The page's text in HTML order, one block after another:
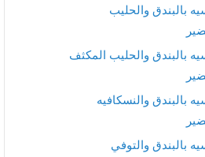
بالبندق والحليب
بالبندق والحليب المكثف
بالبندق والنسكافيه
بالبندق والتوفي